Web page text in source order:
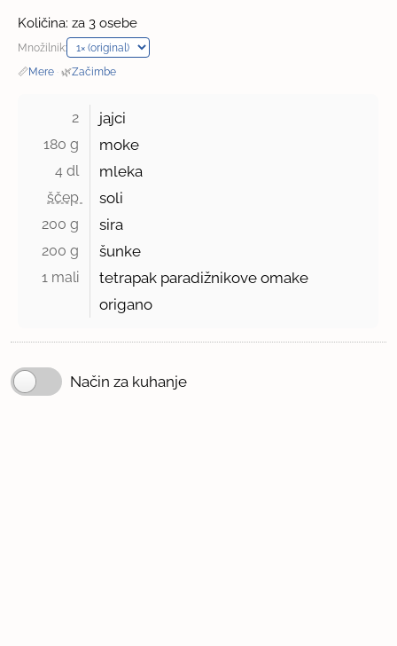
Količina: za 3 osebe
Množilnik:
📏Mere · 🌿Začimbe
2 jajci
180 g moke
4 dl mleka
ščep soli
200 g sira
200 g šunke
1 mali
tetrapak paradižnikove omake
origano
Način za kuhanje